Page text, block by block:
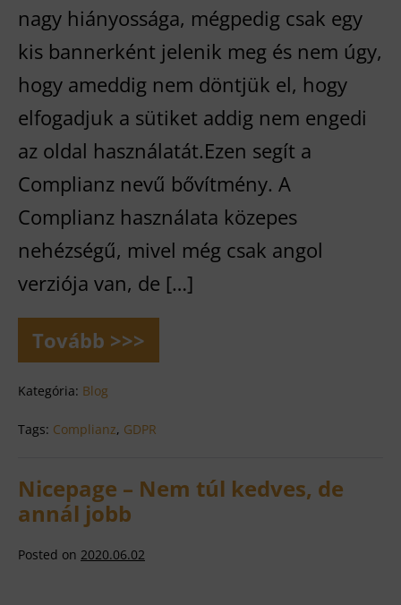
nagy hiányossága, mégpedig csak egy
kis bannerként jelenik meg és nem úgy,
hogy ameddig nem döntjük el, hogy
elfogadjuk a sütiket addig nem engedi
az oldal használatát.Ezen segít a
Complianz nevű bővítmény. A
Complianz használata közepes
nehézségű, mivel még csak angol
verziója van, de […]
Tovább >>>
Complianz
–
WordPress
bővítmény
Kategória: Blog
Tags: Complianz, GDPR
Nicepage – Nem túl kedves, de
annál jobb
Posted on 2020.06.02